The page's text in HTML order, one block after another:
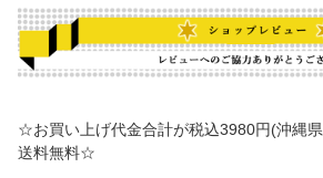
☆お買い上げ代金合計が税込3980円(沖縄
送料無料☆